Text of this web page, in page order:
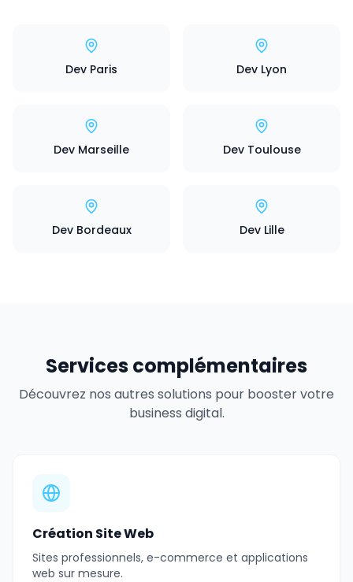
Dev Paris Dev Lyon
Dev Marseille Dev Toulouse
Dev Bordeaux Dev Lille
Services complémentaires
Découvrez nos autres solutions pour booster votre
business digital.
Création Site Web
Sites professionnels, e-commerce et applications
web sur mesure.